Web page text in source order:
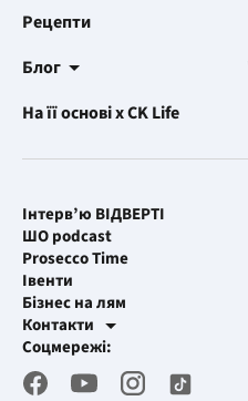
Рецепти
Блог
На її основі x CK Life
Інтерв’ю ВІДВЕРТІ
ШО podcast
Prosecco Time
Івенти
Бізнес на лям
Контакти
Рекламні інтеграції
Робоча пошта
Соцмережі: